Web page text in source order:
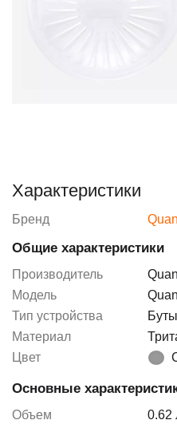
Характеристики
Бренд
Общие характеристики
Производитель
Модель
Тип устройства
Материал
Цвет
Основные
Объем 0.62